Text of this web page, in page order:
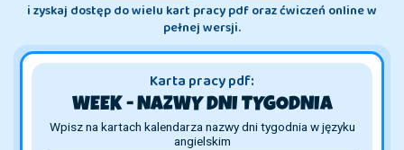
i zyskaj dostęp do wielu kart pracy pdf oraz ćwiczeń online w
pełnej wersji.
Karta pracy pdf:
WEEK - NAZWY DNI TYGODNIA
Wpisz na kartach kalendarza nazwy dni tygodnia w języku
angielskim